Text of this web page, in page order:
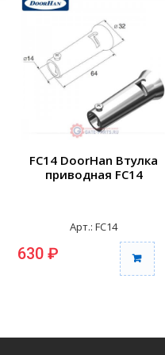
FC14 DoorHan Втулка
приводная FC14
Арт.: FC14
630 ₽